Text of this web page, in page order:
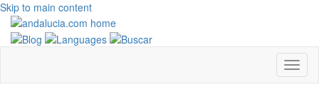
Skip to main content